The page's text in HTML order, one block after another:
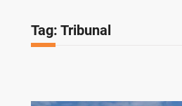
Tag: Tribunal